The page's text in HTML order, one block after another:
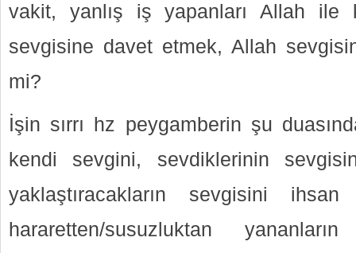
vakit, yanlış iş yapanları Allah ile
sevgisine davet etmek, Allah
mi?
İşin sırrı hz peygamberin şu
kendi sevgini, sevdiklerinin
yaklaştıracakların sevgisini
hararetten/susuzluktan